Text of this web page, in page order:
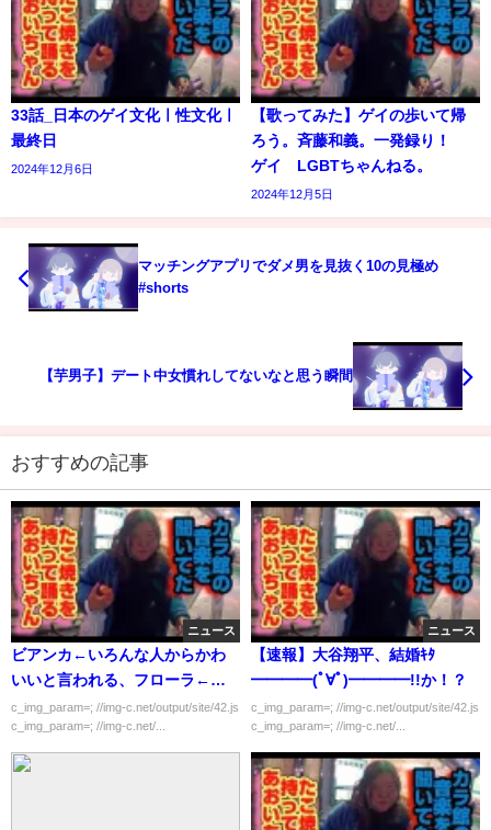
33話_日本のゲイ文化ㅣ性文化ㅣ
最終日
2024年12月6日
【歌ってみた】ゲイの歩いて帰
ろう。斉藤和義。一発録り！
ゲイ LGBTちゃんねる。
2024年12月5日
マッチングアプリでダメ男を見抜く10の見極め
#shorts
【芋男子】デート中女慣れしてないなと思う瞬間
おすすめの記事
ニュース
ビアンカ←いろんな人からかわ
いいと言われる、フローラ←性
格が良いという供述しかない
c_img_param=; //img-c.net/output/site/42.js
c_img_param=; //img-c.net/...
ニュース
【速報】大谷翔平、結婚ｷﾀ
━━━━(ﾟ∀ﾟ)━━━━!!か！？
c_img_param=; //img-c.net/output/site/42.js
c_img_param=; //img-c.net/...